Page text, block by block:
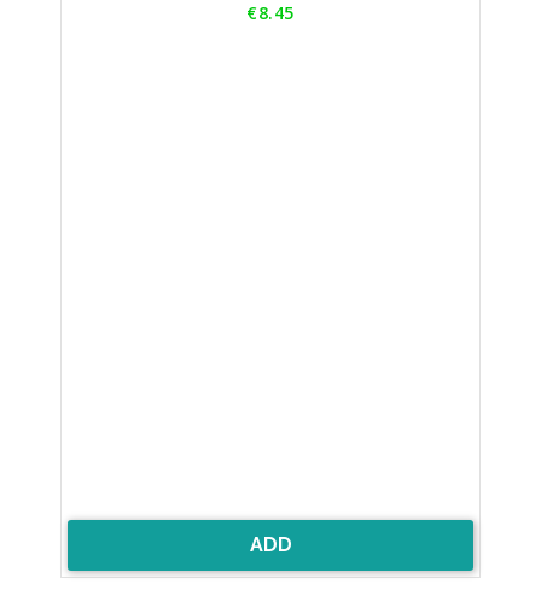
€8.45
ADD